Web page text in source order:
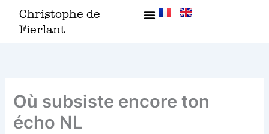
Christophe de
Fierlant
Où subsiste encore ton
écho NL